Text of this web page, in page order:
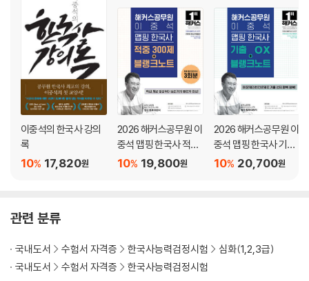
16 고대의 불교와 기타 사상
17 고대의 고분
18 고대의 건축과 탑
19 고대의 과학 기술과 예술
고대 또! 나올 기출 자료
고대 대표 기출 풀어보기
고대 핵심 내용 총정리
고려
고려 시대 흐름 잡기
4 고려의 지방 행정 조직과 군사 조직
6 문벌 귀족 사회의 성립과 동요
7 무신 정권의 성립과 동요
이중석의 한국사 강의
록
17,820원
10%
2026 해커스공무원 이
중석 맵핑 한국사 적중
300제+블랭크노트
19,800원
10%
2026 해커스공무원 이
중석 맵핑 한국사 기출
OX+블랭크노트 (9급
20,700원
10%
관련 분류
국내도서 수험서 자격증 한국사능력검정시험
심화(1,2,3급)
국내도서
수험서 자격증 한국사능력검정시험